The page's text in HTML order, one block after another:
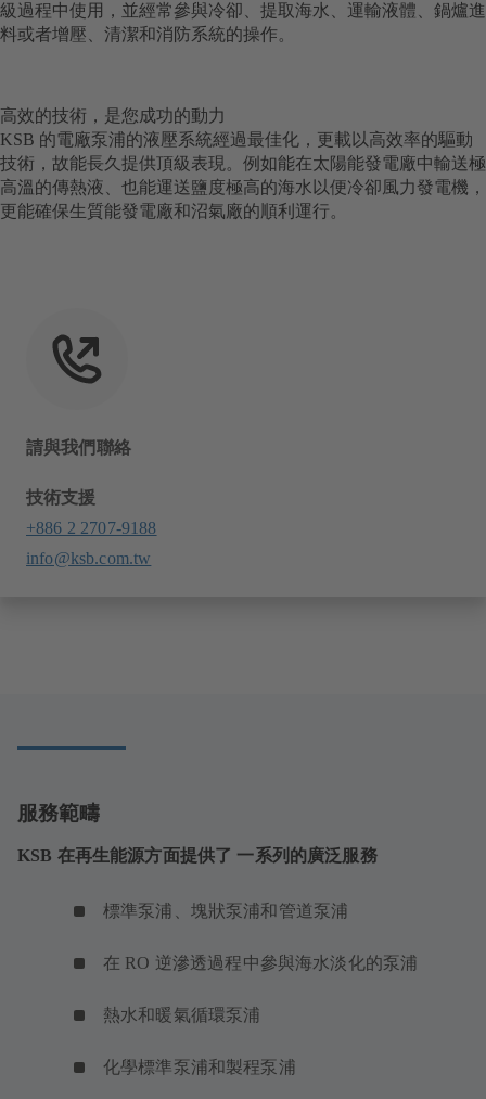
級過程中使用，並經常參與冷卻、提取海水、運輸液體、鍋爐進
料或者增壓、清潔和消防系統的操作。
高效的技術，是您成功的動力
KSB 的電廠泵浦的液壓系統經過最佳化，更載以高效率的驅動
技術，故能長久提供頂級表現。例如能在太陽能發電廠中輸送極
高溫的傳熱液、也能運送鹽度極高的海水以便冷卻風力發電機，
更能確保生質能發電廠和沼氣廠的順利運行。
請與我們聯絡
技術支援
+886 2 2707-9188
info@ksb.com.tw
服務範疇
KSB 在再生能源方面提供了 一系列的廣泛服務
標準泵浦、塊狀泵浦和管道泵浦
在 RO 逆滲透過程中參與海水淡化的泵浦
熱水和暖氣循環泵浦
化學標準泵浦和製程泵浦